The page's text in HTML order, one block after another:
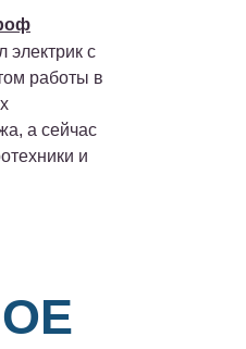
электрик с
работы в
а сейчас
и